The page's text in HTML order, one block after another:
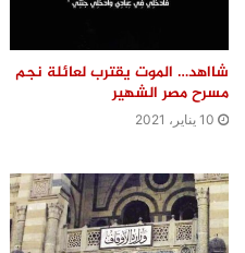
شااهد… الموت يقترب لعائلة نجم
مسرح مصر الشهير
10 يناير، 2021